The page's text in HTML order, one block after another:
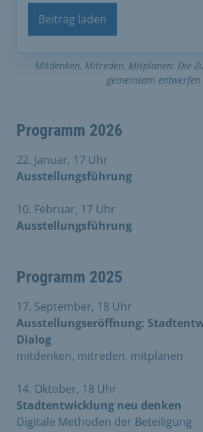
Beitrag laden
Mitdenken, Mitreden, Mitplanen: Die
gemeinsam entwerfen
Programm 2026
22. Januar, 17 Uhr
Ausstellungsführung
10. Februar, 17 Uhr
Ausstellungsführung
Programm 2025
17. September, 18 Uhr
Ausstellungseröffnung:
Dialog
mitdenken, mitreden, mitplanen
14. Oktober, 18 Uhr
Stadtentwicklung neu denken
Digitale Methoden der Beteiligung